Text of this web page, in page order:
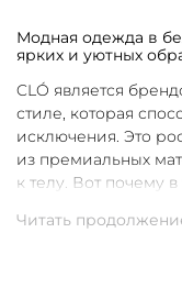
Модная одежда в
ярких и уютных
CLÓ является
стиле, которая
исключения. Это
из премиальных
к телу. Вот почему
продуманные